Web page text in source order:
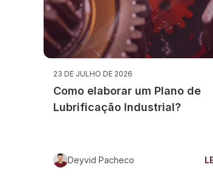
23 DE JULHO DE 2026
Como elaborar um Plano de
Lubrificação Industrial?
Deyvid Pacheco